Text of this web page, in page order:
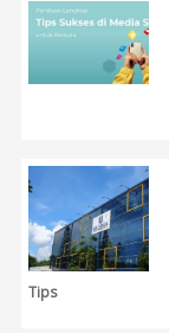
Tips